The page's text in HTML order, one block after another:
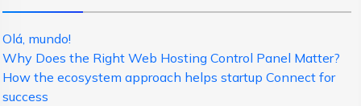
Olá, mundo!
Why Does the Right Web Hosting Control Panel Matter?
How the ecosystem approach helps startup Connect for
success